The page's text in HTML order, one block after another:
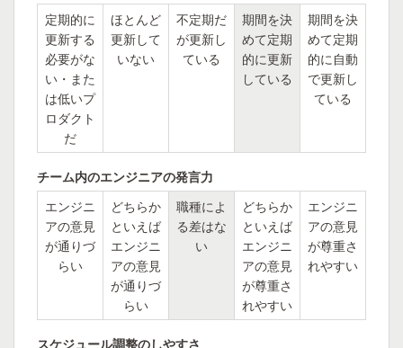
定期的に
更新する
必要がな
い・また
は低いプ
ロダクト
だ
ほとんど
更新して
いない
不定期だ
が更新し
ている
期間を決
めて定期
的に更新
している
期間を決
めて定期
的に自動
で更新し
ている
チーム内のエンジニアの発言力
エンジニ
アの意見
が通りづ
らい
どちらか
といえば
エンジニ
アの意見
が通りづ
らい
職種によ
る差はな
い
どちらか
といえば
エンジニ
アの意見
が尊重さ
れやすい
エンジニ
アの意見
が尊重さ
れやすい
スケジュール調整のしやすさ